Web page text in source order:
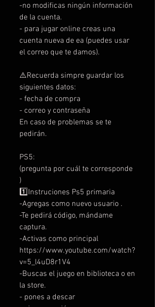
-no modificas ningún información
de la cuenta.
- para jugar online creas una
cuenta nueva de ea (puedes usar
el correo que te damos).
⚠️Recuerda simpre guardar los
siguientes datos:
- fecha de compra
- correo y contraseña
En caso de problemas se te
pedirán.
PS5:
(pregunta por cuál te corresponde
)
1️⃣Instruciones Ps5 primaria
-Agregas como nuevo usuario .
-Te pedirá código, mándame
captura.
-Activas como principal
https://www.youtube.com/watch?
v=5_l4uD8r1V4
-Buscas el juego en biblioteca o en
la store.
- pones a descar